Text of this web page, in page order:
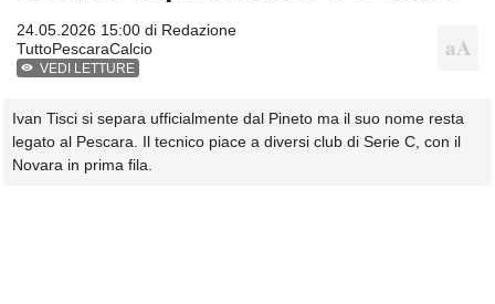
24.05.2026 15:00 di Redazione
TuttoPescaraCalcio
VEDI LETTURE
Ivan Tisci si separa ufficialmente dal Pineto ma il suo nome resta
legato al Pescara. Il tecnico piace a diversi club di Serie C, con il
Novara in prima fila.